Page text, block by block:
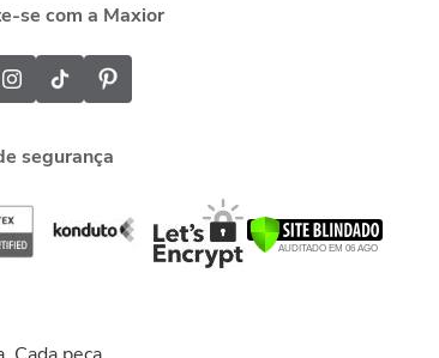
se com a Maxior
segurança